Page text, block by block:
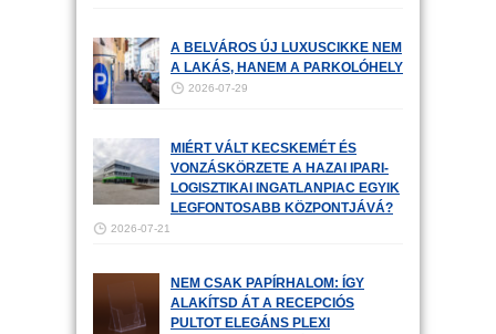
A BELVÁROS ÚJ LUXUSCIKKE NEM
A LAKÁS, HANEM A PARKOLÓHELY
2026-07-29
MIÉRT VÁLT KECSKEMÉT ÉS
VONZÁSKÖRZETE A HAZAI IPARI-
LOGISZTIKAI INGATLANPIAC EGYIK
LEGFONTOSABB KÖZPONTJÁVÁ?
2026-07-21
NEM CSAK PAPÍRHALOM: ÍGY
ALAKÍTSD ÁT A RECEPCIÓS
PULTOT ELEGÁNS PLEXI